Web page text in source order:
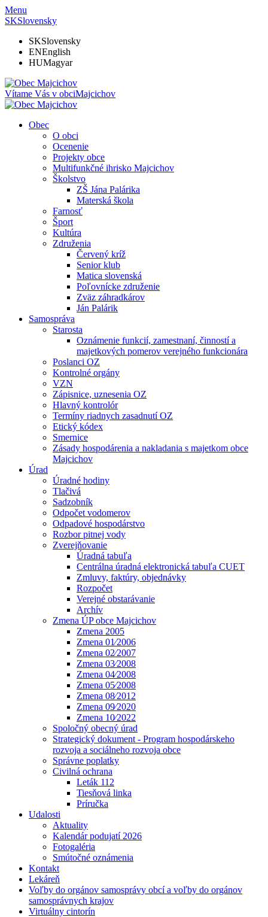
Menu
SKSlovensky
SKSlovensky
ENEnglish
HUMagyar
Vítame Vás v obciMajcichov
Obec
O obci
Ocenenie
Projekty obce
Multifunkčné ihrisko Majcichov
Školstvo
ZŠ Jána Palárika
Materská škola
Farnosť
Šport
Kultúra
Združenia
Červený kríž
Senior klub
Matica slovenská
Poľovnícke združenie
Zväz záhradkárov
Ján Palárik
Samospráva
Starosta
Oznámenie funkcií, zamestnaní, činností a
majetkových pomerov verejného funkcionára
Poslanci OZ
Kontrolné orgány
VZN
Zápisnice, uznesenia OZ
Hlavný kontrolór
Termíny riadnych zasadnutí OZ
Etický kódex
Smernice
Zásady hospodárenia a nakladania s majetkom obce
Majcichov
Úrad
Úradné hodiny
Tlačivá
Sadzobník
Odpočet vodomerov
Odpadové hospodárstvo
Rozbor pitnej vody
Zverejňovanie
Úradná tabuľa
Centrálna úradná elektronická tabuľa CUET
Zmluvy, faktúry, objednávky
Rozpočet
Verejné obstarávanie
Archív
Zmena ÚP obce Majcichov
Zmena 2005
Zmena 01⁄2006
Zmena 02⁄2007
Zmena 03⁄2008
Zmena 04⁄2008
Zmena 05⁄2008
Zmena 08⁄2012
Zmena 09⁄2020
Zmena 10⁄2022
Spoločný obecný úrad
Strategický dokument - Program hospodárskeho
rozvoja a sociálneho rozvoja obce
Správne poplatky
Civilná ochrana
Leták 112
Tiesňová linka
Príručka
Udalosti
Aktuality
Kalendár podujatí 2026
Fotogaléria
Smútočné oznámenia
Kontakt
Lekáreň
Voľby do orgánov samosprávy obcí a voľby do orgánov
samosprávnych krajov
Virtuálny cintorín